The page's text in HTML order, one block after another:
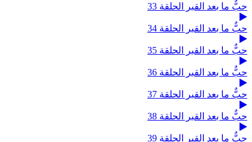
حبٌّ ما بعد القبر الحلقة 33
حبٌّ ما بعد القبر الحلقة 34
حبٌّ ما بعد القبر الحلقة 35
حبٌّ ما بعد القبر الحلقة 36
حبٌّ ما بعد القبر الحلقة 37
حبٌّ ما بعد القبر الحلقة 38
حبٌّ ما بعد القبر الحلقة 39